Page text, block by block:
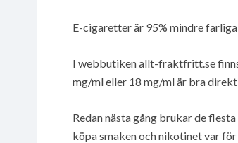
E-cigaretter är 95% mindre
I webbutiken allt-fraktfritt.se
mg/ml eller 18 mg/ml är bra
Redan nästa gång brukar de
köpa smaken och nikotinet var